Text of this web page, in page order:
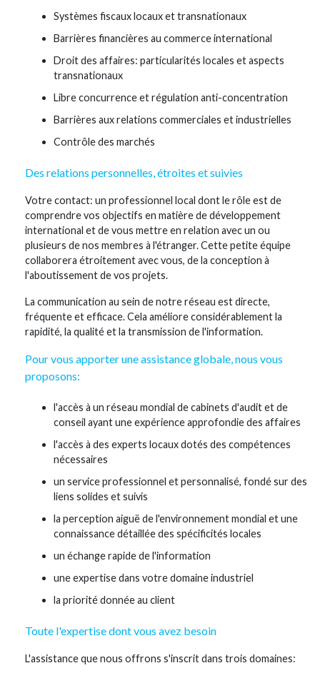
Systèmes fiscaux locaux et transnationaux
Barrières financières au commerce international
Droit des affaires: particularités locales et aspects
transnationaux
Libre concurrence et régulation anti-concentration
Barrières aux relations commerciales et industrielles
Contrôle des marchés
Des relations personnelles, étroites et suivies
Votre contact: un professionnel local dont le rôle est de
comprendre vos objectifs en matière de développement
international et de vous mettre en relation avec un ou
plusieurs de nos membres à l'étranger. Cette petite équipe
collaborera étroitement avec vous, de la conception à
l'aboutissement de vos projets.
La communication au sein de notre réseau est directe,
fréquente et efficace. Cela améliore considérablement la
rapidité, la qualité et la transmission de l'information.
Pour vous apporter une assistance globale, nous vous
proposons:
l'accès à un réseau mondial de cabinets d'audit et de
conseil ayant une expérience approfondie des affaires
l'accès à des experts locaux dotés des compétences
nécessaires
un service professionnel et personnalisé, fondé sur des
liens solides et suivis
la perception aiguë de l'environnement mondial et une
connaissance détaillée des spécificités locales
un échange rapide de l'information
une expertise dans votre domaine industriel
la priorité donnée au client
Toute l'expertise dont vous avez besoin
L'assistance que nous offrons s'inscrit dans trois domaines: